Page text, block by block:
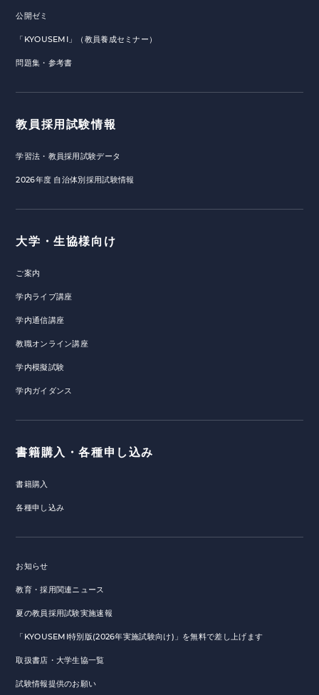
公開ゼミ
「KYOUSEMI」（教員養成セミナー）
問題集・参考書
教員採用試験情報
学習法・教員採用試験データ
2026年度 自治体別採用試験情報
大学・生協様向け
ご案内
学内ライブ講座
学内通信講座
教職オンライン講座
学内模擬試験
学内ガイダンス
書籍購入・各種申し込み
書籍購入
各種申し込み
お知らせ
教育・採用関連ニュース
夏の教員採用試験実施速報
「KYOUSEMI特別版(2026年実施試験向け)」を無料で差し上げます
取扱書店・大学生協一覧
試験情報提供のお願い